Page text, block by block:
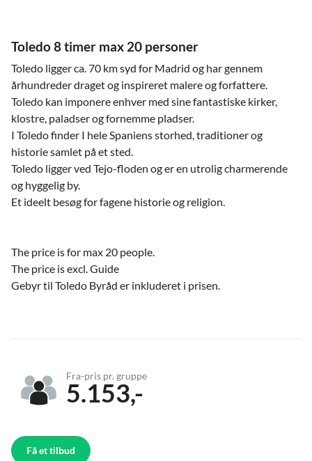
Toledo 8 timer max 20 personer
Toledo ligger ca. 70 km syd for Madrid og har gennem
århundreder draget og inspireret malere og forfattere.
Toledo kan imponere enhver med sine fantastiske kirker,
klostre, paladser og fornemme pladser.
I Toledo finder I hele Spaniens storhed, traditioner og
historie samlet på et sted.
Toledo ligger ved Tejo-floden og er en utrolig charmerende
og hyggelig by.
Et ideelt besøg for fagene historie og religion.
The price is for max 20 people.
The price is excl. Guide
Gebyr til Toledo Byråd er inkluderet i prisen.
Fra-pris pr. gruppe
5.153,-
Få et tilbud